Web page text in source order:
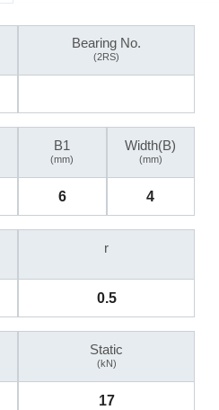
Bearing No.
(2RS)
B1
(mm)
6
Width(B)
(mm)
4
r
0.5
Static
(kN)
17